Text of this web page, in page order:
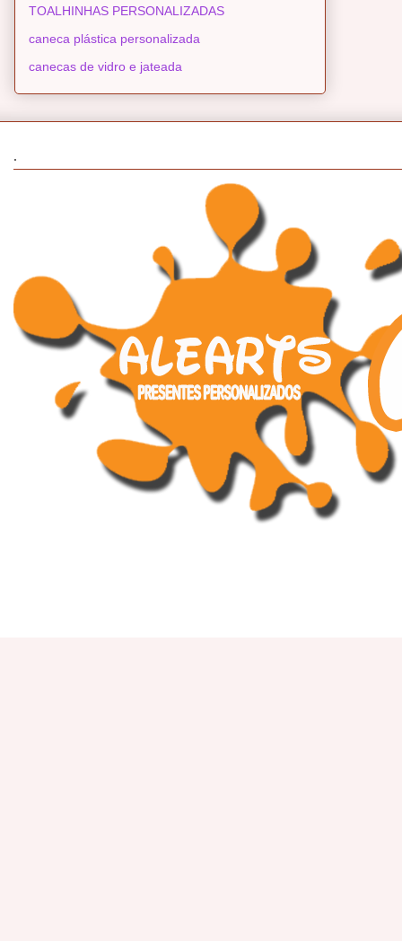
TOALHINHAS PERSONALIZADAS
caneca plástica personalizada
canecas de vidro e jateada
.